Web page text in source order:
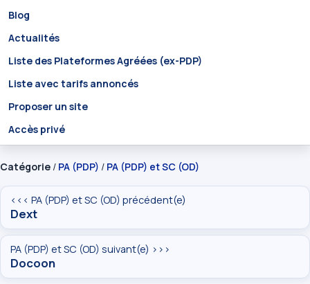
Blog
Actualités
Liste des Plateformes Agréées (ex-PDP)
Liste avec tarifs annoncés
Proposer un site
Accès privé
Catégorie / PA (PDP) / PA (PDP) et SC (OD)
<<< PA (PDP) et SC (OD) précédent(e)
Dext
PA (PDP) et SC (OD) suivant(e) >>>
Docoon